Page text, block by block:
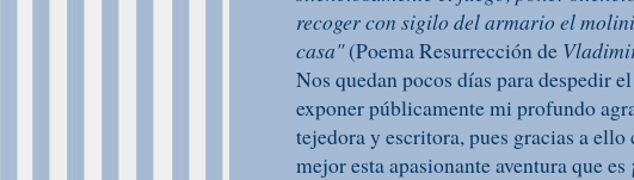
recoger con sigilo del armario el
casa"(Poema Resurrección de
Nos quedan pocos días para despedir
exponer públicamente mi profundo
tejedora y escritora, pues gracias a
mejor esta apasionante aventura que